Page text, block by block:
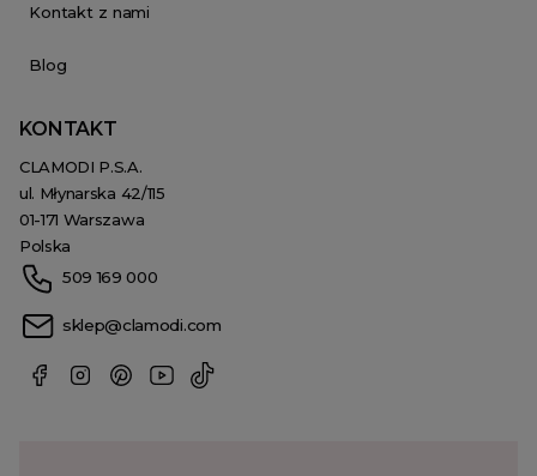
Kontakt z nami
Blog
KONTAKT
CLAMODI P.S.A.
ul. Młynarska 42/115
01-171 Warszawa
Polska
509 169 000
sklep@clamodi.com